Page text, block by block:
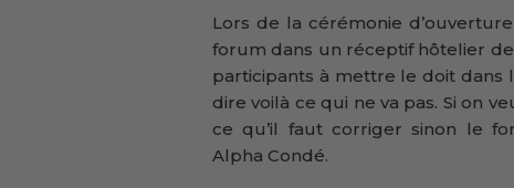
Lors de la cérémonie
forum dans un réceptif hôtelier de
participants à mettre le doit dans
dire voilà ce qui ne va pas. Si on
ce qu’il faut corriger sinon le
Alpha Condé.